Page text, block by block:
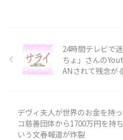
24時間テレビで
ちょ」さんの
ANされて残念が
デヴィ夫人が世界のお金を持
コ慈善団体から1700万円を持
いう文春報道が炸裂